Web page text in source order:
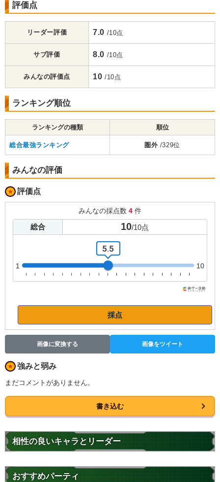
評価点
リーダー評価 7.0 /10点
サブ評価 8.0 /10点
みんなの評価点 10 /10点
ランキング順位
ランキングの種類 順位
総合最強ランキング 圏外 /329位
みんなの評価
評価点
みんなの採点数 4 件
総合 10/10点
1
5.5
10
採点
画像に変換する 画像をツイート
強みと弱み
まだコメントがありません。
書き込む
相性の良いキャラとリーダー
おすすめパーティ